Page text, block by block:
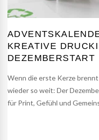
REATIVE
EZEMBERSTART
Wenn die erste Kerze
wieder so weit: Der
für Print, Gefühl und